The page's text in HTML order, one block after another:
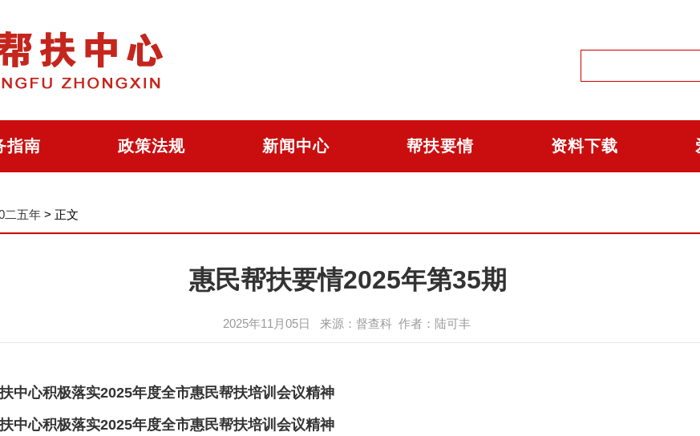
指南 政策法规 新闻中心 帮扶要情 资料下载
二五年> 正文
惠民帮扶要情2025年第35期
2025年11月05日 来源：督查科 作者：陆可丰
中心积极落实2025年度全市惠民帮扶培训会议精神
中心积极落实2025年度全市惠民帮扶培训会议精神